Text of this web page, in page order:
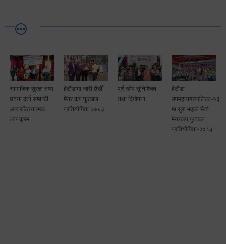
सामाजिक सुरक्षा तथा
घटना दर्ता सम्बन्धी
अन्तरक्रियात्मक
कार्यक्रम
हेटौंडामा जारी छैठौँ
मेयर कप फुटबल
प्रतियोगिता २०८३
पूर्ण खोप सुनिश्चित
तथा दिगोपना
हेटौंडा
उपमहानगरपालिका-१३
मा सुरु भएकाे छैठाैं
मेयरकप फुटबल
प्रतियोगिता-२०८३